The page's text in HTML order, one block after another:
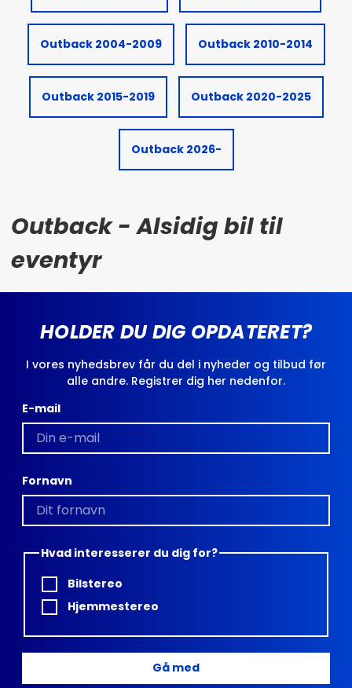
Outback 2004-2009 Outback 2010-2014
Outback 2015-2019 Outback 2020-2025
Outback 2026-
Outback - Alsidig bil til
eventyr
HOLDER DU DIG OPDATERET?
I vores nyhedsbrev får du del i nyheder og tilbud før
alle andre. Registrer dig her nedenfor.
E-mail
Fornavn
Hvad interesserer du dig for?
Bilstereo
Hjemmestereo
Gå med